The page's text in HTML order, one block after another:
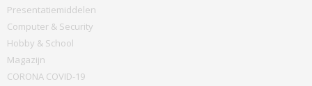
Presentatiemiddelen
Computer & Security
Hobby & School
Magazijn
CORONA COVID-19